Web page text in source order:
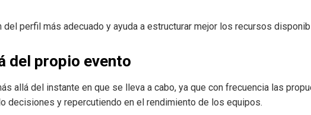
perfil más adecuado y ayuda a estructurar mejor los recursos
del propio evento
allá del instante en que se lleva a cabo, ya que con frecuencia las
decisiones y repercutiendo en el rendimiento de los equipos.